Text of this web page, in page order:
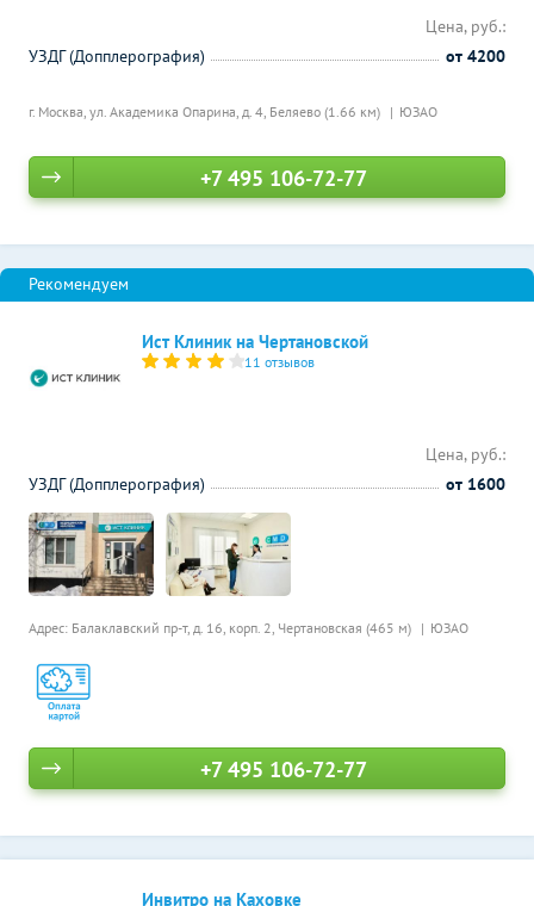
г. Москва, ул. Академика Опарина, д. 4, Беляево (1.66 км) ЮЗАО
Цена, руб.:
УЗДГ (Допплерография)
от 4200
+7 495 106-72-77
Ист Клиник на Чертановской
11 отзывов
Адрес: Балаклавский пр-т, д. 16, корп. 2, Чертановская (465 м) ЮЗАО
Цена, руб.:
УЗДГ (Допплерография)
от 1600
+7 495 106-72-77
Инвитро на Каховке